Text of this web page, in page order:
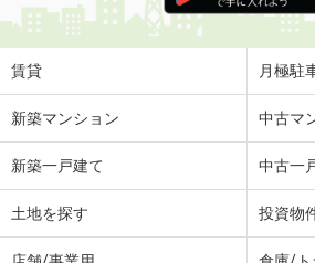
賃貸 月極駐
新築マンション 中古マ
新築一戸建て 中古一
土地を探す 投資物